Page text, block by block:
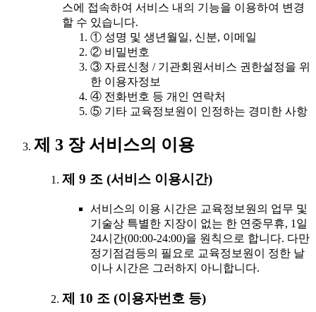
스에 접속하여 서비스 내의 기능을 이용하여 변경
할 수 있습니다.
① 성명 및 생년월일, 신분, 이메일
② 비밀번호
③ 자료신청 / 기관회원서비스 권한설정을 위
한 이용자정보
④ 전화번호 등 개인 연락처
⑤ 기타 교육정보원이 인정하는 경미한 사항
제 3 장 서비스의 이용
제 9 조 (서비스 이용시간)
서비스의 이용 시간은 교육정보원의 업무 및
기술상 특별한 지장이 없는 한 연중무휴, 1일
24시간(00:00-24:00)을 원칙으로 합니다. 다만
정기점검등의 필요로 교육정보원이 정한 날
이나 시간은 그러하지 아니합니다.
제 10 조 (이용자번호 등)